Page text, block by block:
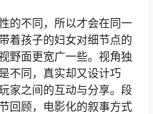
的不同，所以才会在同一
着孩子的妇女对细节点的
野面更宽广一些。视角独
不同，真实却又设计巧
家之间的互动与分享。段
回顾，电影化的叙事方式